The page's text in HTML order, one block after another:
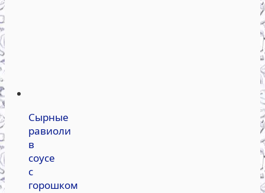
Сырные
равиоли
в
соусе
с
горошком